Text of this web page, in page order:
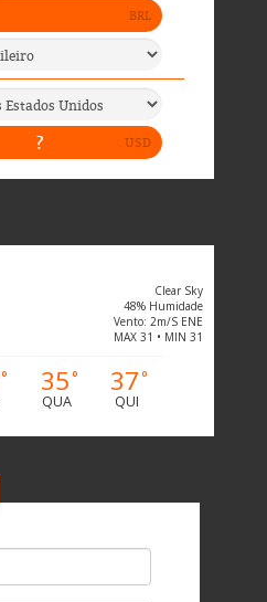
Clear Sky
48% Humidade
Vento: 2m/s ENE
MAX 31 • MIN 31
° 35°
QUA
37°
QUI